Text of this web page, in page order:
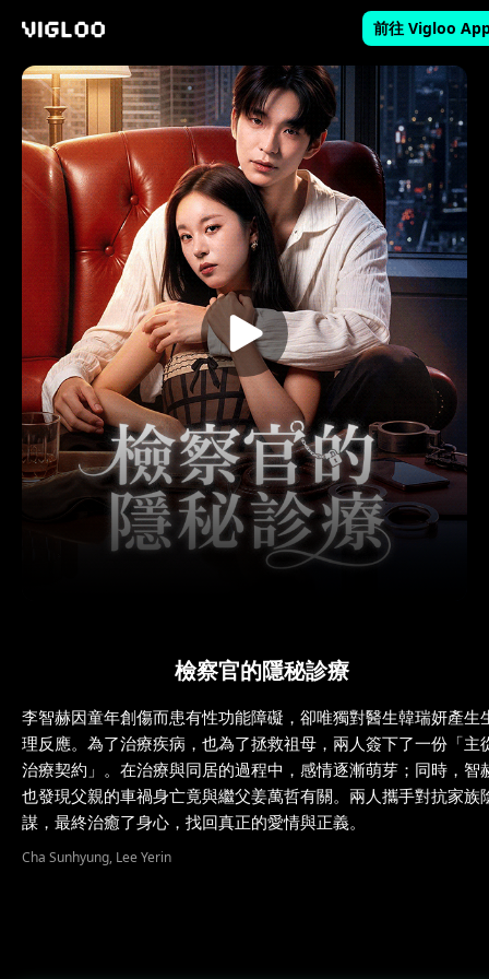
前往 Vigloo
檢察官的隱秘診療
李智赫因童年創傷而患有性功能障礙，卻唯獨對醫生韓瑞妍產生
理反應。為了治療疾病，也為了拯救祖母，兩人簽下了一份「主
治療契約」。在治療與同居的過程中，感情逐漸萌芽；同時，智
也發現父親的車禍身亡竟與繼父姜萬哲有關。兩人攜手對抗家族
謀，最終治癒了身心，找回真正的愛情與正義。
Cha Sunhyung, Lee Yerin